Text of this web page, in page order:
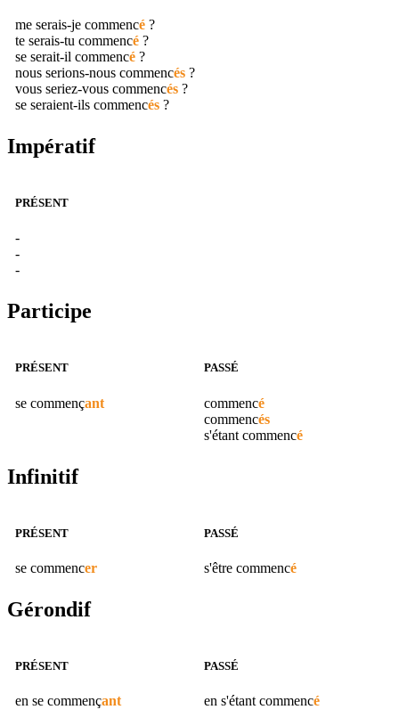
me serais-je commencé ?
te serais-tu commencé ?
se serait-il commencé ?
nous serions-nous commencés ?
vous seriez-vous commencés ?
se seraient-ils commencés ?
Impératif
PRÉSENT
-
-
-
Participe
PRÉSENT
se commençant
PASSÉ
commencé
commencés
s'étant commencé
Infinitif
PRÉSENT
se commencer
PASSÉ
s'être commencé
Gérondif
PRÉSENT
en se commençant
PASSÉ
en s'étant commencé